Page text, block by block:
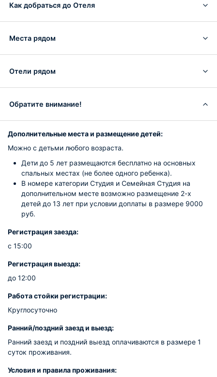
Как добраться до Отеля
Места рядом
Отели рядом
Обратите внимание!
Дополнительные места и размещение детей:
Можно с детьми любого возраста.
Дети до 5 лет размещаются бесплатно на основных
спальных местах (не более одного ребенка).
В номере категории Студия и Семейная Студия на
дополнительном месте возможно размещение 2-х
детей до 13 лет при условии доплаты в размере 9000
руб.
Регистрация заезда:
с 15:00
Регистрация выезда:
до 12:00
Работа стойки регистрации:
Круглосуточно
Ранний/поздний заезд и выезд:
Ранний заезд и поздний выезд оплачиваются в размере 1
суток проживания.
Условия и правила проживания: